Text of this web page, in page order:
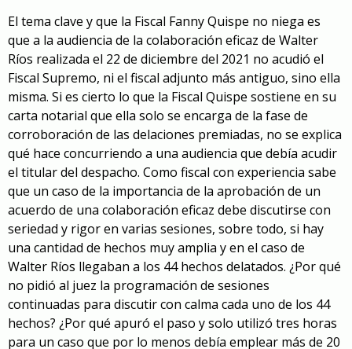
El tema clave y que la Fiscal Fanny Quispe no niega es
que a la audiencia de la colaboración eficaz de Walter
Ríos realizada el 22 de diciembre del 2021 no acudió el
Fiscal Supremo, ni el fiscal adjunto más antiguo, sino ella
misma. Si es cierto lo que la Fiscal Quispe sostiene en su
carta notarial que ella solo se encarga de la fase de
corroboración de las delaciones premiadas, no se explica
qué hace concurriendo a una audiencia que debía acudir
el titular del despacho. Como fiscal con experiencia sabe
que un caso de la importancia de la aprobación de un
acuerdo de una colaboración eficaz debe discutirse con
seriedad y rigor en varias sesiones, sobre todo, si hay
una cantidad de hechos muy amplia y en el caso de
Walter Ríos llegaban a los 44 hechos delatados. ¿Por qué
no pidió al juez la programación de sesiones
continuadas para discutir con calma cada uno de los 44
hechos? ¿Por qué apuró el paso y solo utilizó tres horas
para un caso que por lo menos debía emplear más de 20